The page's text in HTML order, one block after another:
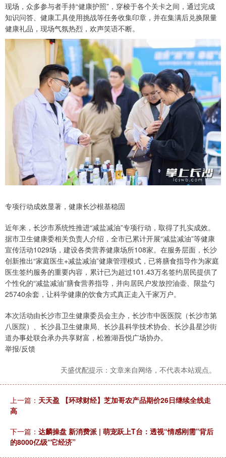
现场，众多参与者手持“健康护照”，穿梭于各个关卡之间，通过完成
知识问答、健康工具使用挑战等任务收集印章，并在集满后兑换限量
健康礼品，现场气氛热烈，欢声笑语不断。
专项行动成效显著，健康长沙根基稳固
近年来，长沙市系统性推进“减盐减油”专项行动，取得了扎实成效。
据市卫生健康委相关负责人介绍，全市已累计开展“减盐减油”等健康
宣传活动1029场，建设各类营养健康场所108家。在服务层面，长沙
创新推出“家庭医生+减盐减油”健康管理模式，已将膳食指导作为家庭
医生签约服务的重要内容，累计已为超过101.43万名签约居民提供了
个性化的“减盐减油”膳食营养指导，并向居民户发放控油壶、限盐勺
25740余套，让科学健康的饮食方式真正走入千家万户。
本次活动由长沙市卫生健康委员会主办，长沙市中医医院（长沙市第
八医院）、长沙县卫生健康局、长沙县科学技术协会、长沙县星沙街
道办事处联合承办共享财富，松雅湖吾悦广场协办。
举报/反馈
天盛优配提示：文章来自网络，不代表本站观点。
上一篇： 天天盈 【环球财经】芝加哥农产品期价26日继续全线走
高
下一篇： 达麟操盘 新消费派 | 萌宠跃上T台：透视“情感刚需”背后
的8000亿级“它经济”